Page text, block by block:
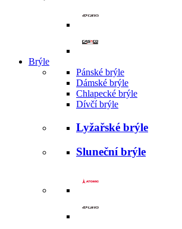
Brýle
Pánské brýle
Dámské brýle
Chlapecké brýle
Dívčí brýle
Lyžařské brýle
Sluneční brýle